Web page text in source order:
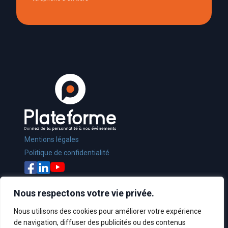
Nous respectons votre vie privée.
Nous utilisons des cookies pour améliorer votre expérience
de navigation, diffuser des publicités ou des contenus
Mentions légales
Politique de confidentialité